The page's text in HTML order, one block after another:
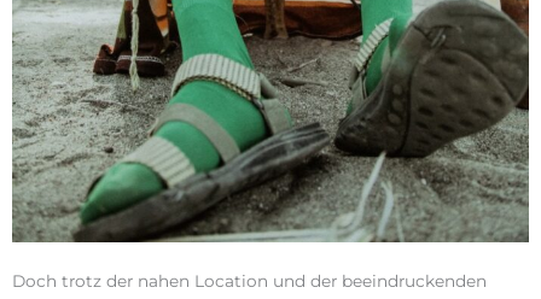
Doch trotz der nahen Location und der beeindruckenden